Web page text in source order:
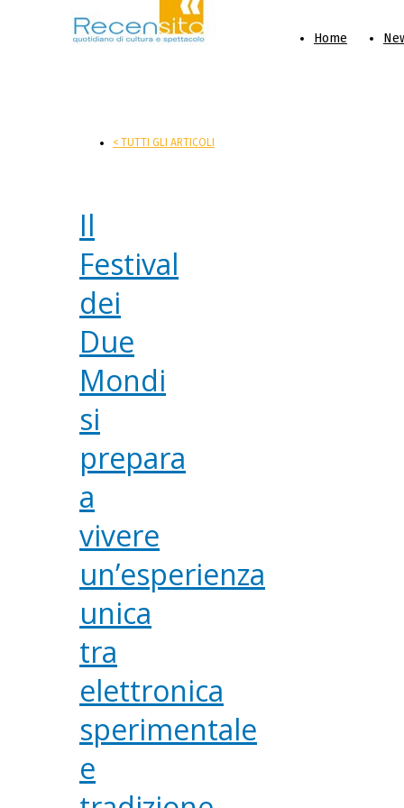
Home
< TUTTI GLI ARTICOLI
Il
Festival
dei
Due
Mondi
si
prepara
a
vivere
un’esperienza
unica
tra
elettronica
sperimentale
e